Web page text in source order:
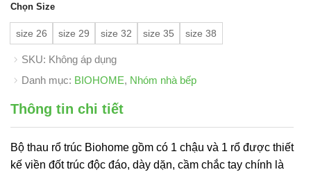
Chọn Size
size 26 size 29 size 32 size 35 size 38
SKU: Không áp dụng
Danh mục: BIOHOME, Nhóm nhà bếp
Thông tin chi tiết
Bộ thau rổ trúc Biohome gồm có 1 chậu và 1 rổ được thiết
kế viền đốt trúc độc đáo, dày dặn, cầm chắc tay chính là